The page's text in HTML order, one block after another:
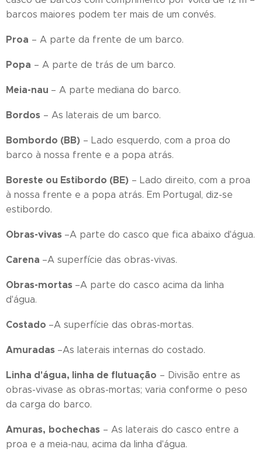
barcos maiores podem ter mais de um convés.
Proa – A parte da frente de um barco.
Popa – A parte de trás de um barco.
Meia-nau – A parte mediana do barco.
Bordos – As laterais de um barco.
Bombordo (BB) – Lado esquerdo, com a proa do
barco à nossa frente e a popa atrás.
Boreste ou Estibordo (BE) – Lado direito, com a proa
à nossa frente e a popa atrás. Em Portugal, diz-se
estibordo.
Obras-vivas –A parte do casco que fica abaixo d'água.
Carena –A superfície das obras-vivas.
Obras-mortas –A parte do casco acima da linha
d'água.
Costado –A superfície das obras-mortas.
Amuradas –As laterais internas do costado.
Linha d'água, linha de flutuação – Divisão entre as
obras-vivase as obras-mortas; varia conforme o peso
da carga do barco.
Amuras, bochechas – As laterais do casco entre a
proa e a meia-nau, acima da linha d'água.